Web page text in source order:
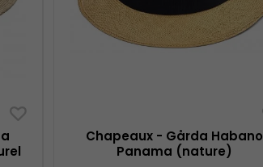
Chapeaux - Gårda Habano
Panama (nature)